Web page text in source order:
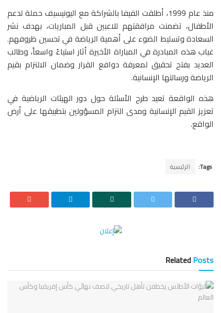
منذ عام 1999، أطلقت الفيفا بالشراكة مع اليونيسيف حملة لدعم
الأطفال، تضمنت مرافقتهم للاعبين قبل المباريات، بهدف نشر
السعادة وتسليط الضوء على أهمية الرياضة في تحسين ظروفهم.
غياب هذه المبادرة في المباراة الأخيرة أثار استياءً واسعاً، وطالب
العديد بفتح تحقيق لمعرفة دوافع القرار وضمان الالتزام بقيم
الرياضة ورسالتها الإنسانية.
هذه الواقعة تعيد طرح الأسئلة حول دور الهيئات الرياضية في
تعزيز القيم الإنسانية ومدى التزام المسؤولين بتطبيقها على أرض
الواقع.
Tags: الرئيسية
RelatedPosts